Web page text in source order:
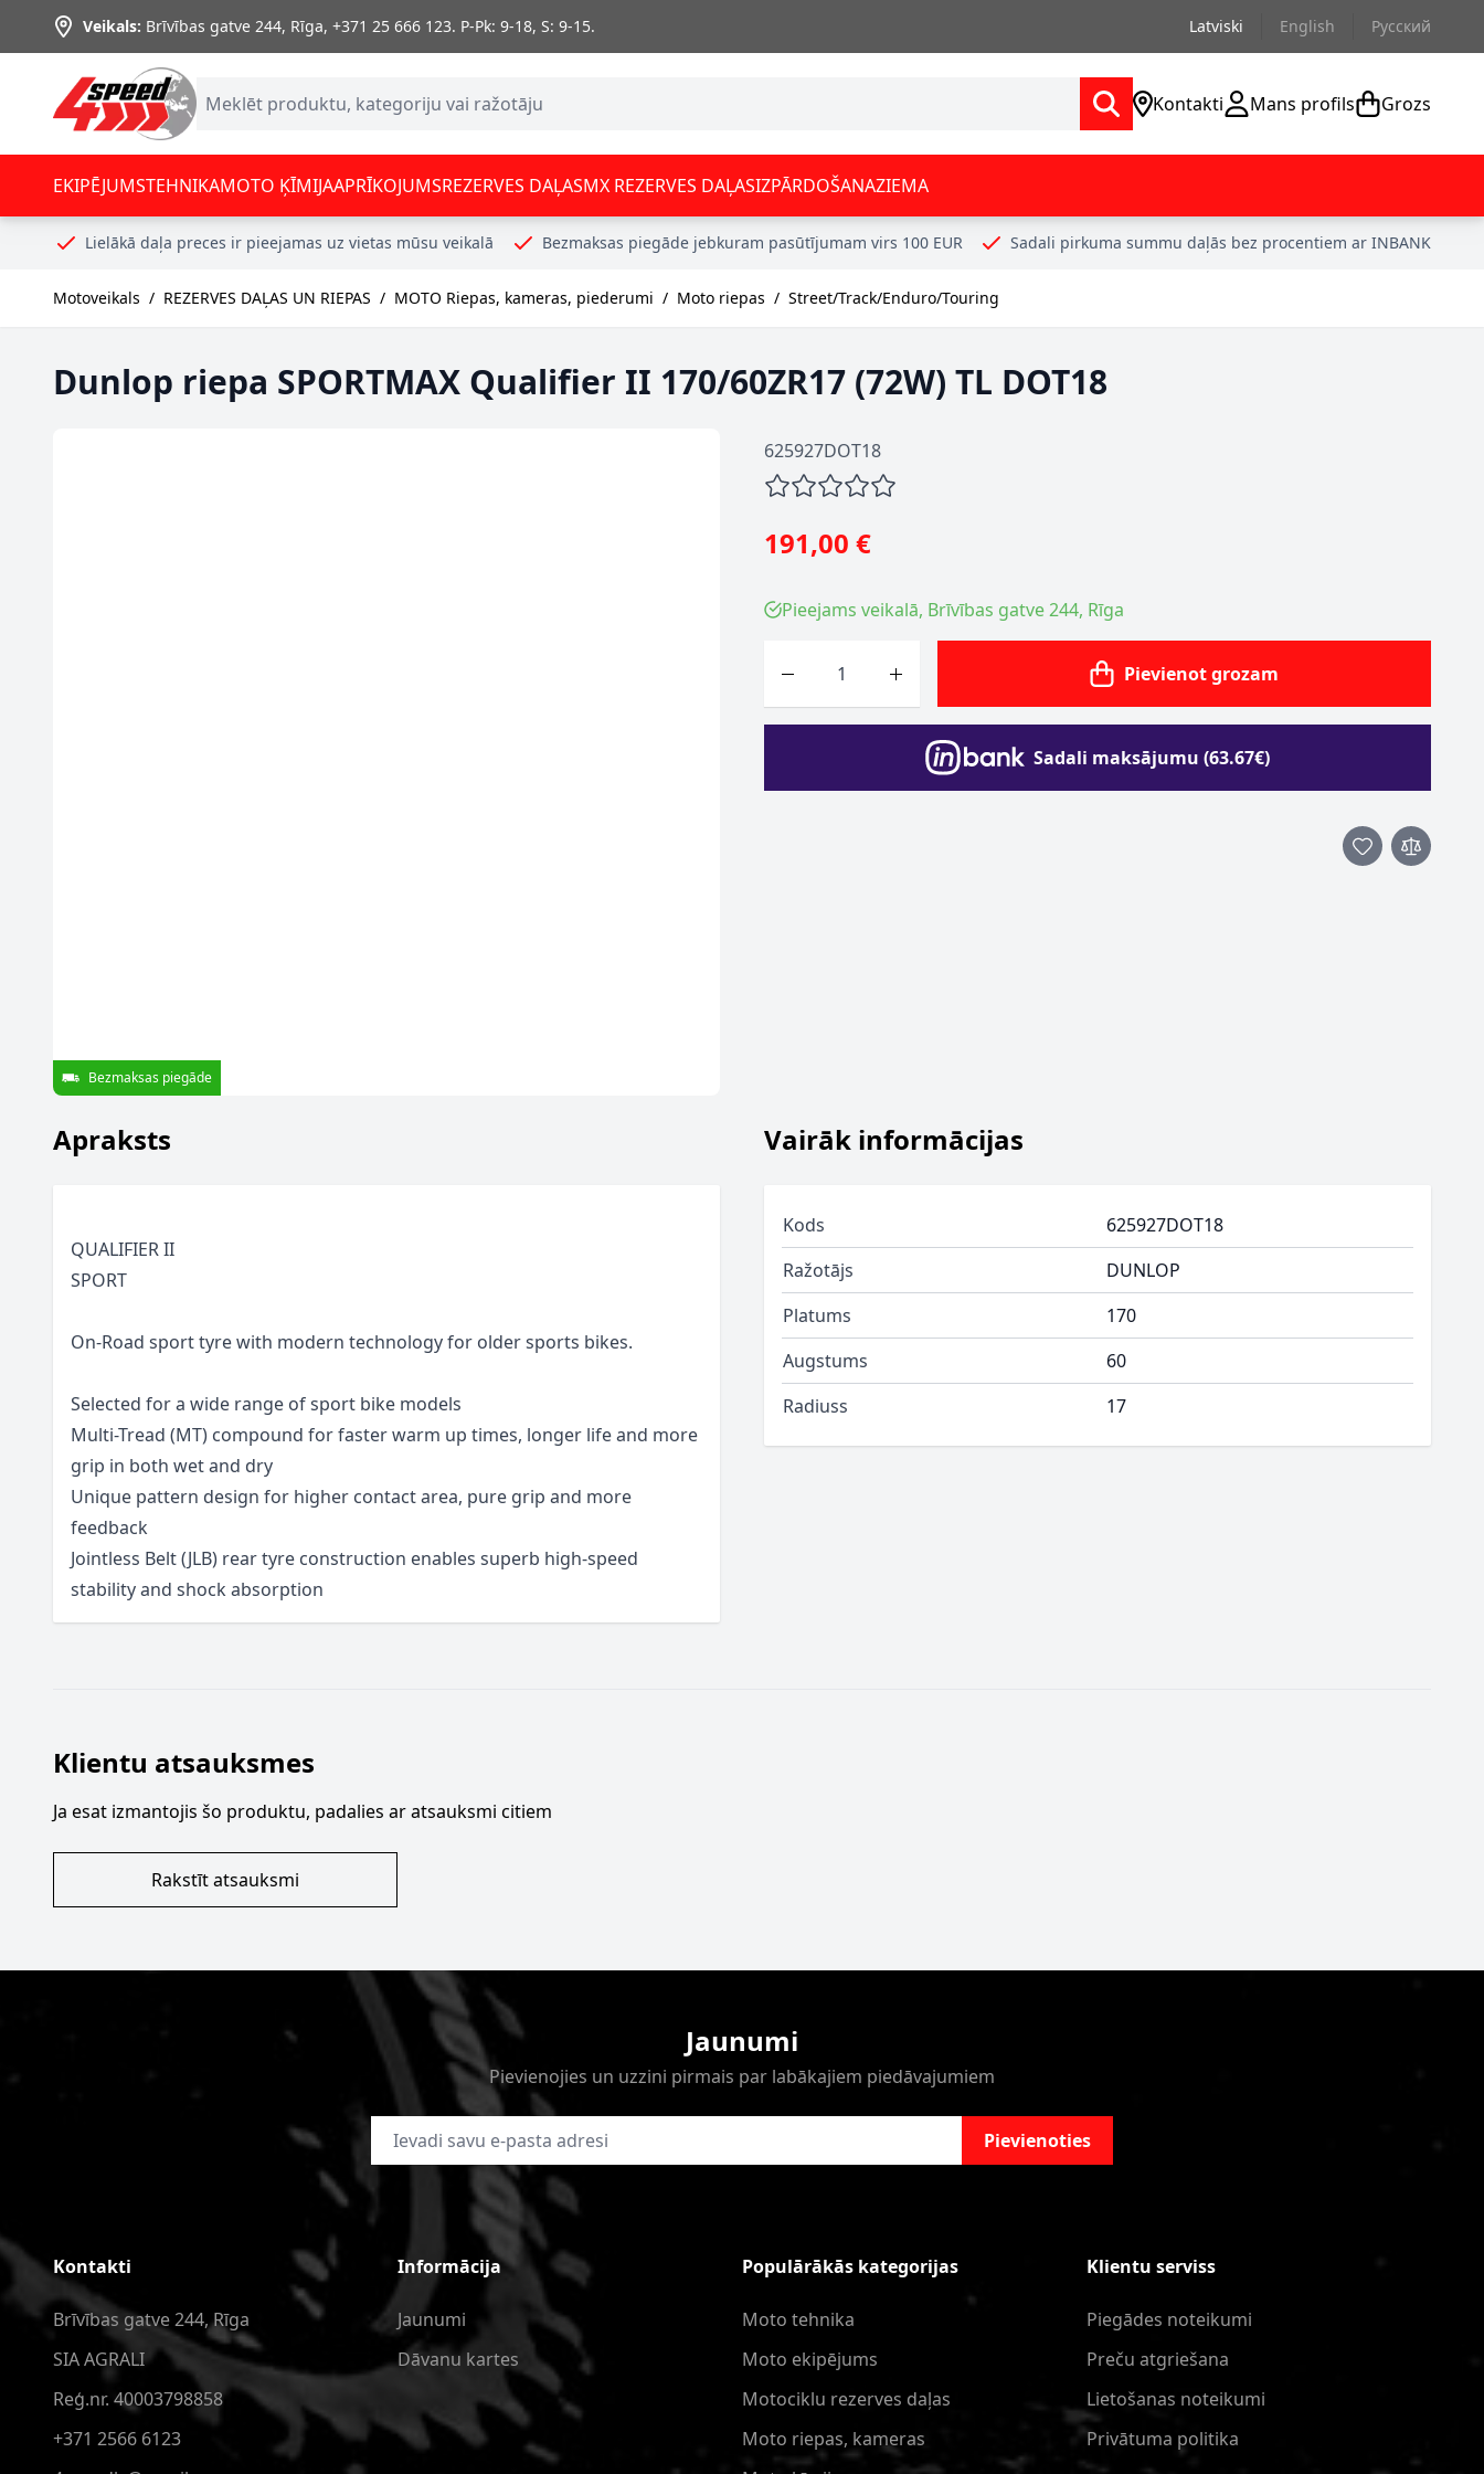
Skip to Content
Veikals: Brīvības gatve 244, Rīga, +371 25 666 123. P-Pk: 9-18, S: 9-15. Latviski English Русский
Kontakti Mans profils Grozs
EKIPĒJUMSTEHNIKAMOTO ĶĪMIJAAPRĪKOJUMSREZERVES DAĻASMX REZERVES DAĻASIZPĀRDOŠANAZIEMA
Lielākā daļa preces ir pieejamas uz vietas mūsu veikalā Bezmaksas piegāde jebkuram pasūtījumam virs 100 EUR Sadali pirkuma summu daļās bez procentiem ar INBANK
Motoveikals / REZERVES DAĻAS UN RIEPAS / MOTO Riepas, kameras, piederumi / Moto riepas / Street/Track/Enduro/Touring
Dunlop riepa SPORTMAX Qualifier II 170/60ZR17 (72W) TL DOT18
625927DOT18
Bezmaksas piegāde
191,00 €
Pieejams veikalā, Brīvības gatve 244, Rīga
Pievienot grozam
Sadali maksājumu (63.67€)
Apraksts
QUALIFIER II
SPORT
On-Road sport tyre with modern technology for older sports bikes.
Selected for a wide range of sport bike models
Multi-Tread (MT) compound for faster warm up times, longer life and more
grip in both wet and dry
Unique pattern design for higher contact area, pure grip and more
feedback
Jointless Belt (JLB) rear tyre construction enables superb high-speed
stability and shock absorption
Vairāk informācijas
Kods
625927DOT18
Ražotājs
DUNLOP
Platums
170
Augstums
60
Radiuss
17
Klientu atsauksmes
Ja esat izmantojis šo produktu, padalies ar atsauksmi citiem
Rakstīt atsauksmi
Jaunumi
Pievienojies un uzzini pirmais par labākajiem piedāvajumiem
E-pasta adrese Pievienoties
Kontakti
Brīvības gatve 244, Rīga
SIA AGRALI
Reģ.nr. 40003798858
+371 2566 6123
Informācija
Jaunumi
Dāvanu kartes
Populārākās kategorijas
Moto tehnika
Moto ekipējums
Motociklu rezerves daļas
Moto riepas, kameras
Klientu serviss
Piegādes noteikumi
Preču atgriešana
Lietošanas noteikumi
Privātuma politika